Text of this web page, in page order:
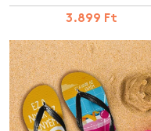
3.899 Ft